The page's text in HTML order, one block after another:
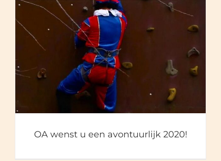
OA wenst u een avontuurlijk
2020!
OA wenst u een avontuurlijk 2020!